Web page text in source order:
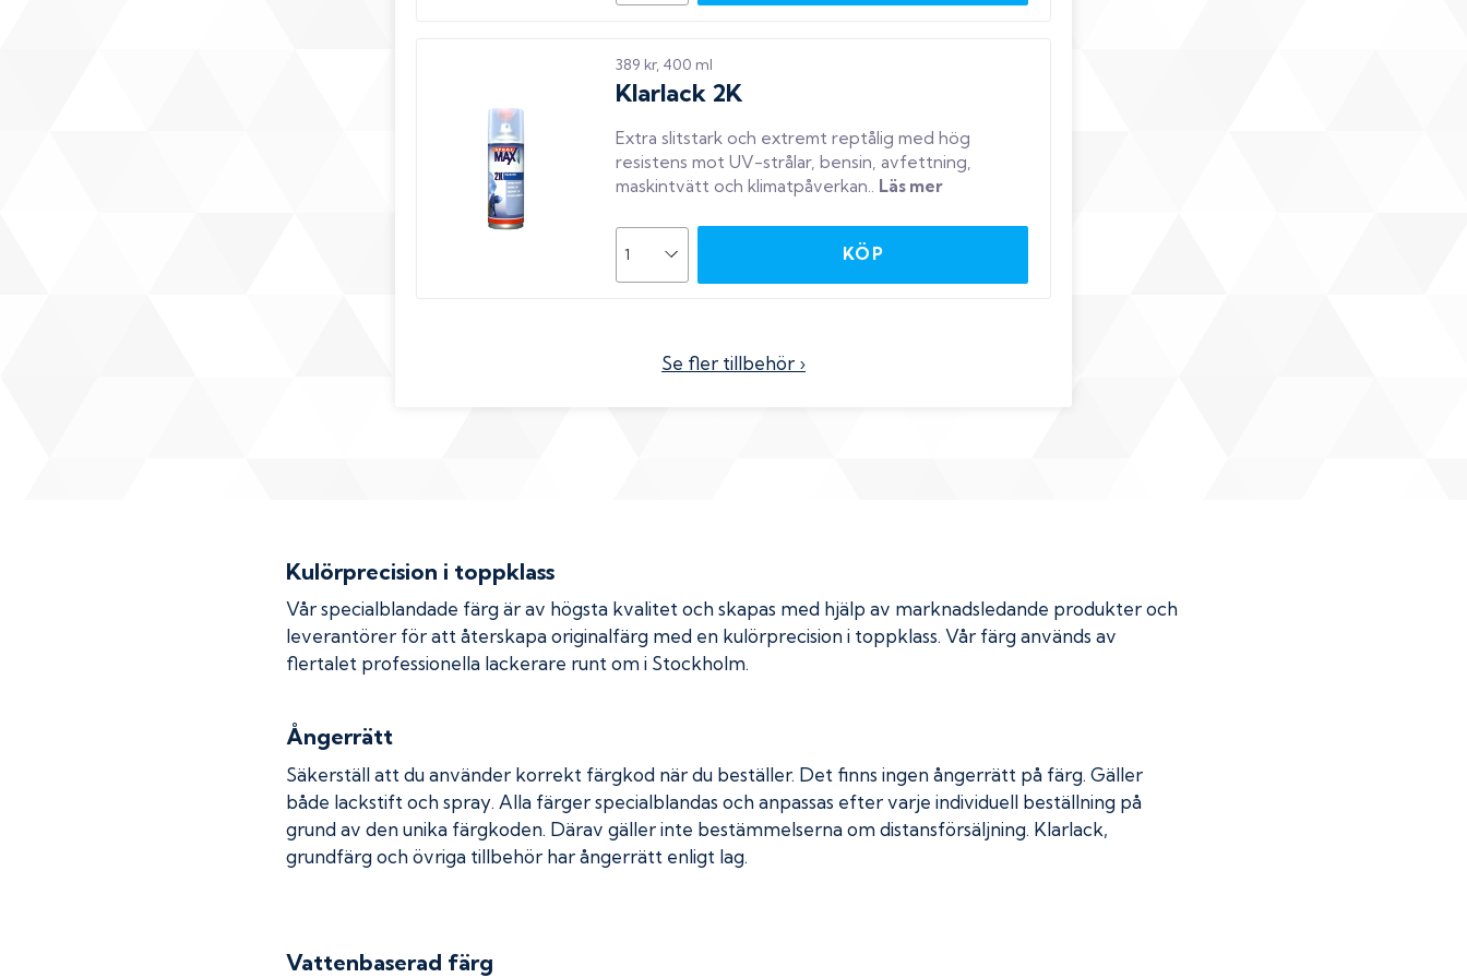
389 kr, 400 ml
Klarlack 2K
Extra slitstark och extremt reptålig med hög
resistens mot UV-strålar, bensin, avfettning,
maskintvätt och klimatpåverkan.
Läs mer
KÖP
Se fler tillbehör ›
Kulörprecision i toppklass
Vår specialblandade färg är av högsta kvalitet och skapas med hjälp av marknadsledande produkter och
leverantörer för att återskapa originalfärg med en kulörprecision i toppklass. Vår färg används av
flertalet professionella lackerare runt om i Stockholm.
Ångerrätt
Säkerställ att du använder korrekt färgkod när du beställer. Det finns ingen ångerrätt på färg. Gäller
både lackstift och spray. Alla färger specialblandas och anpassas efter varje individuell beställning på
grund av den unika färgkoden. Därav gäller inte bestämmelserna om distansförsäljning. Klarlack,
grundfärg och övriga tillbehör har ångerrätt enligt lag.
Vattenbaserad färg